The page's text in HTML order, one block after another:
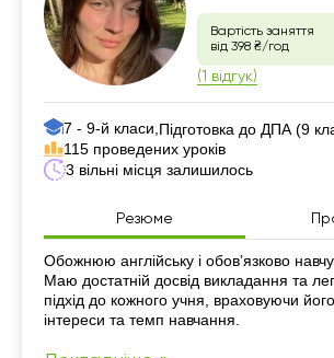
Вартість заняття
від 398 ₴/год
(1 відгук)
7 - 9-й класи, Підготовка до ДПА (9
115 проведених уроків
3 вільні місця залишилось
Резюме
Резюме
Обожнюю англійську і обовʼязково
Маю достатній досвід викладання та
підхід до кожного учня, враховуючи його
інтереси та темп навчання.